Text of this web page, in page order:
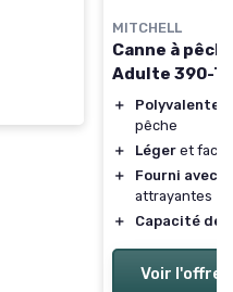
MITCHELL
Canne à
Adulte 390-T
＋ Polyvalente
pêche
＋
Léger et
＋
Fourni avec
attrayantes
＋
Capacité de
Voir l'offre